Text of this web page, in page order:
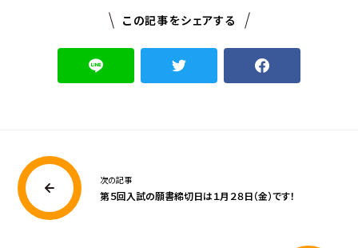
この記事をシェアする
次の記事
第５回入試の願書締切日は１月２８日（金）です！